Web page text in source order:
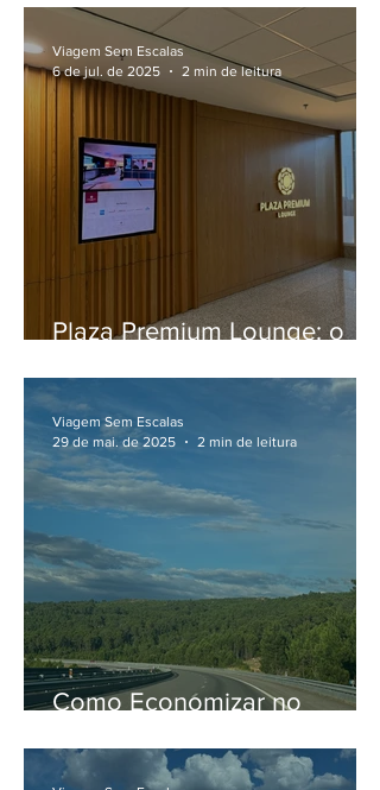
TAP
Plaza Premium Lounge: o
aeroporto do Galeão para
começar sua viagem
Viagem Sem Escalas
6 de jul. de 2025
2 min de leitura
Como Economizar no
Discover Cars
Viagem Sem Escalas
29 de mai. de 2025
2 min de leitura